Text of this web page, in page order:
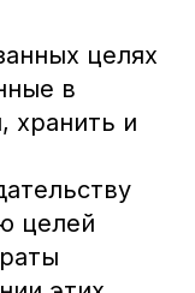
целях
в
хранить и
целей